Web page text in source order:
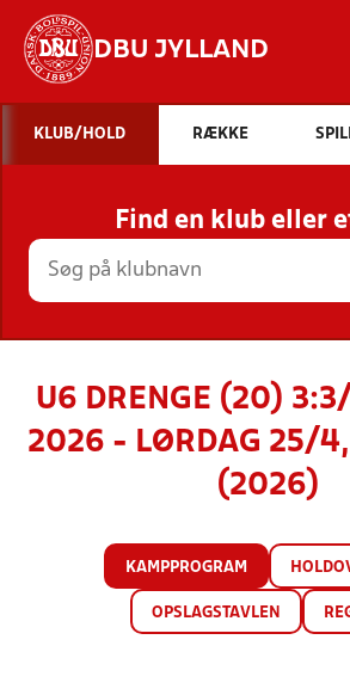
DBU JYLLAND
STILLINGER, RESULTATER,
HOLD
KLUB/HOLD RÆKKE
Find en klub eller
U6 DRENGE (20)
2026 - LØRDAG 25/4,
(2026)
KAMPPROGRAM
OPSLAGSTAVLEN